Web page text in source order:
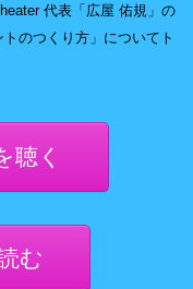
代表「広屋 佑規」の
のつくり方」についてト
聴く
む